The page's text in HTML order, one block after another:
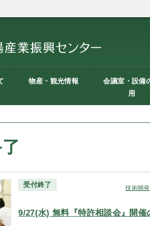
物産・観光情報
会議室・設備
用
用案内
にあたって
室）
技術開
受付終了
9/27(水) 無料『特許相談会』開催